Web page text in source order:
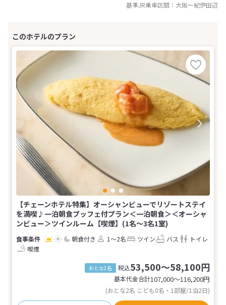
基準JR乗車区間： 大阪～紀伊田辺
【チェーンホテル特集】オーシャンビューでリゾートステイ
を満喫♪一泊朝食ブッフェ付プラン＜一泊朝食＞＜オーシャ
ンビュー＞ツインルーム【喫煙】(1名～3名1室)
朝食付き 1～2名 ツイン バス
トイレ
喫煙
おとな1名 税込53,500～58,100円
基本代金合計107,000〜116,200円
(おとな2名 こども0名・1部屋/1泊2日)